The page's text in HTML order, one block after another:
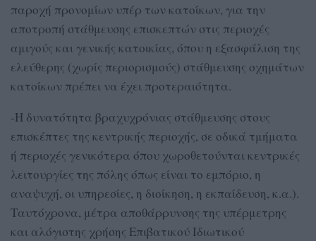
παροχή προνομίων υπέρ των κατοίκων, για την
αποτροπή στάθμευσης επισκεπτών στις περιοχές
αμιγούς και γενικής κατοικίας, όπου η εξασφάλιση της
ελεύθερης (χωρίς περιορισμούς) στάθμευσης οχημάτων
κατοίκων πρέπει να έχει προτεραιότητα.
-Η δυνατότητα βραχυχρόνιας στάθμευσης στους
επισκέπτες της κεντρικής περιοχής, σε οδικά τμήματα
ή περιοχές γενικότερα όπου χωροθετούνται κεντρικές
λειτουργίες της πόλης όπως είναι το εμπόριο, η
αναψυχή, οι υπηρεσίες, η διοίκηση, η εκπαίδευση, κ.α.).
Ταυτόχρονα, μέτρα αποθάρρυνσης της υπέρμετρης
και αλόγιστης χρήσης Επιβατικού Ιδιωτικού